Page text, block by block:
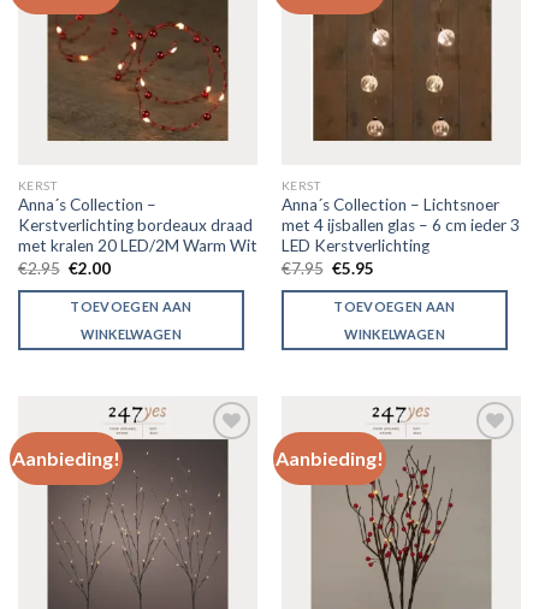
verlanglijst
KERST
Anna´s Collection –
Kerstverlichting bordeaux draad
met kralen 20 LED/2M Warm Wit
€2.95 €2.00
TOEVOEGEN AAN
WINKELWAGEN
KERST
Anna´s Collection – Lichtsnoer
met 4 ijsballen glas – 6 cm ieder 3
LED Kerstverlichting
€7.95 €5.95
TOEVOEGEN AAN
WINKELWAGEN
Aanbieding!
Toevoegen
verlanglijst
Aanbieding!
verlanglijst